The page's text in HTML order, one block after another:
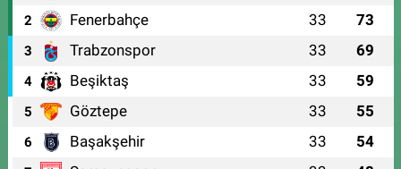
2 Fenerbahçe 33 73
3 Trabzonspor 33 69
4 Beşiktaş 33 59
5 Göztepe 33 55
6 Başakşehir 33 54